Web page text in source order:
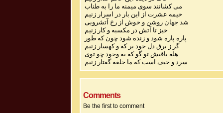
می کشانند سوی میمنه ما را به طناب
خیمه عشرت از این بار در اسرار زنیم
شد جهان روشن و خوش از رخ آتشرویی
خیز تا آتش در مکسبه و کار زنیم
پاره پاره شود و زنده شود چون که طور
گر ز برق دل خود بر که و کهسار زنیم
هله باقیش تو گو که به وجود چو توی
سرد و حیف است که ما حلقه گفتار زنیم
Comments
Be the first to comment